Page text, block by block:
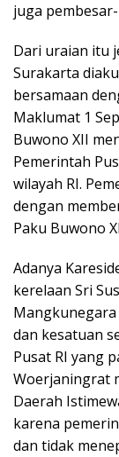
juga
Dari uraian itu
Surakarta
bersamaan
Maklumat 1
Buwono XII
Pemerintah
wilayah RI.
dengan
Paku Buwono
Adanya
kerelaan Sri
dan kesatuan
Pusat RI yang
Woerjaningrat
Daerah
karena
dan tidak